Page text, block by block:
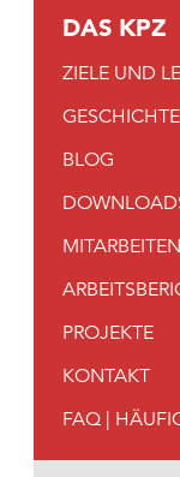
DAS KPZ
ZIELE UND
GESCHICHTE
BLOG
PROJEKTE
KONTAKT
FAQ |